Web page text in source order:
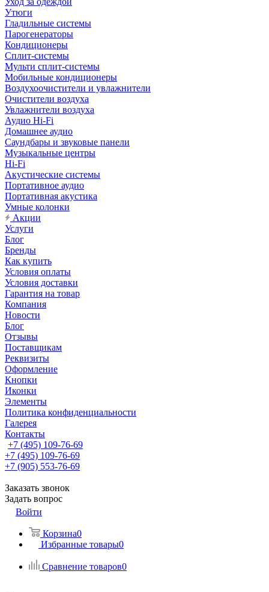
Утюги
Гладильные системы
Парогенераторы
Кондиционеры
Сплит-системы
Мульти сплит-системы
Мобильные кондиционеры
Воздухоочистители и увлажнители
Очистители воздуха
Увлажнители воздуха
Аудио Hi-Fi
Домашнее аудио
Саундбары и звуковые панели
Музыкальные центры
Hi-Fi
Акустические системы
Портативное аудио
Портативная акустика
Умные колонки
Акции
Услуги
Блог
Бренды
Как купить
Условия оплаты
Условия доставки
Гарантия на товар
Компания
Новости
Блог
Отзывы
Поставщикам
Реквизиты
Оформление
Кнопки
Иконки
Элементы
Политика конфиденциальности
Галерея
Контакты
+7 (495) 109-76-69
+7 (495) 109-76-69
+7 (905) 553-76-69
Заказать звонок
Задать вопрос
Войти
Корзина0
Избранные товары0
Сравнение товаров0